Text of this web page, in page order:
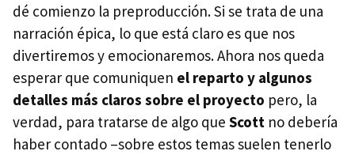
dé comienzo la preproducción. Si se trata de una
narración épica, lo que está claro es que nos
divertiremos y emocionaremos. Ahora nos queda
esperar que comuniquen el reparto y algunos
detalles más claros sobre el proyecto pero, la
verdad, para tratarse de algo que Scott no debería
haber contado –sobre estos temas suelen tenerlo